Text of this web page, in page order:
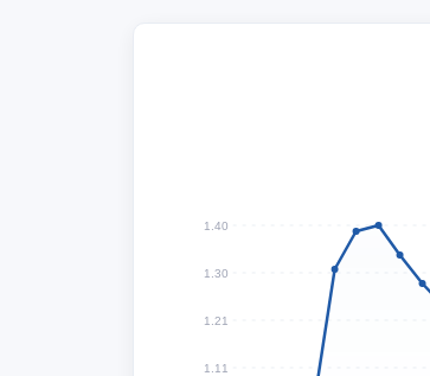
1.40
1.30
1.21
1.11